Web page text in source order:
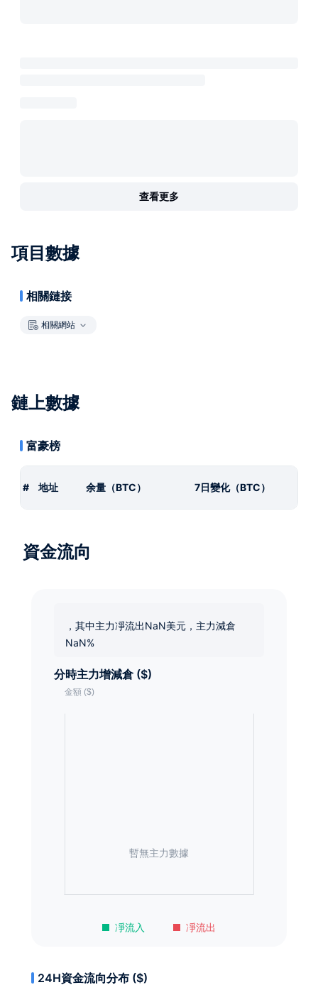
查看更多
項目數據
相關鏈接
相關網站
鏈上數據
富豪榜
# 地址 余量（BTC） 7日變化（BTC）
資金流向
，其中主力凈流出NaN美元，主力減倉
NaN%
分時主力增減倉 ($)
凈流入 凈流出
暫無主力數據
24H資金流向分布 ($)